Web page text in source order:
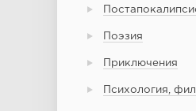
Поэзия
Приключения
Психология,